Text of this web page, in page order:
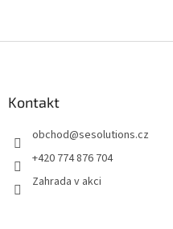
Kontakt
obchod@sesolutions.cz
+420 774 876 704
Zahrada v akci